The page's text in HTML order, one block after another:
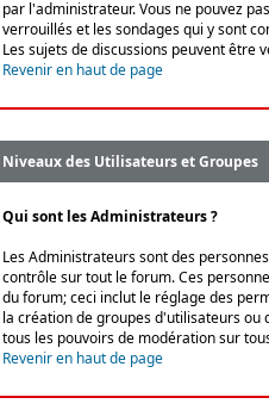
par l'administrateur. Vous ne pouvez
verrouillés et les sondages qui y sont
Les sujets de discussions peuvent être
Revenir en haut de page
Niveaux des Utilisateurs et Groupes
Qui sont les Administrateurs ?
Les Administrateurs sont des
contrôle sur tout le forum. Ces
du forum; ceci inclut le réglage des
la création de groupes d'utilisateurs
tous les pouvoirs de modération sur
Revenir en haut de page